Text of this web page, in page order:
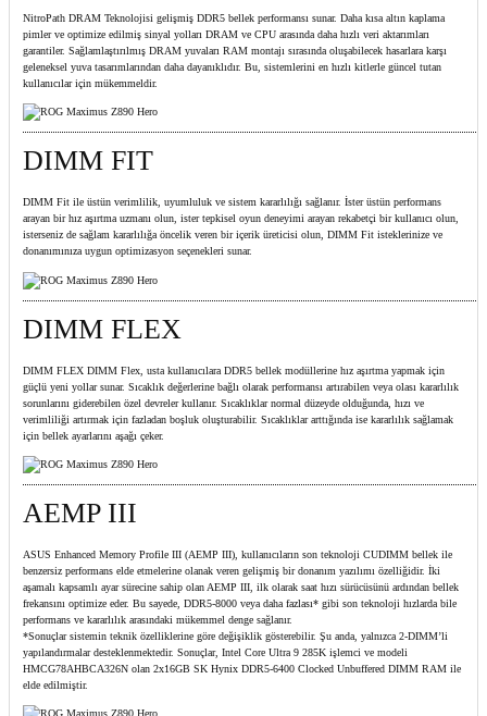
NitroPath DRAM Teknolojisi gelişmiş DDR5 bellek performansı sunar. Daha kısa altın kaplama
pimler ve optimize edilmiş sinyal yolları DRAM ve CPU arasında daha hızlı veri aktarımları
garantiler. Sağlamlaştırılmış DRAM yuvaları RAM montajı sırasında oluşabilecek hasarlara karşı
geleneksel yuva tasarımlarından daha dayanıklıdır. Bu, sistemlerini en hızlı kitlerle güncel tutan
kullanıcılar için mükemmeldir.
DIMM FIT
DIMM Fit ile üstün verimlilik, uyumluluk ve sistem kararlılığı sağlanır. İster üstün performans
arayan bir hız aşırtma uzmanı olun, ister tepkisel oyun deneyimi arayan rekabetçi bir kullanıcı olun,
isterseniz de sağlam kararlılığa öncelik veren bir içerik üreticisi olun, DIMM Fit isteklerinize ve
donanımınıza uygun optimizasyon seçenekleri sunar.
DIMM FLEX
DIMM FLEX DIMM Flex, usta kullanıcılara DDR5 bellek modüllerine hız aşırtma yapmak için
güçlü yeni yollar sunar. Sıcaklık değerlerine bağlı olarak performansı artırabilen veya olası kararlılık
sorunlarını giderebilen özel devreler kullanır. Sıcaklıklar normal düzeyde olduğunda, hızı ve
verimliliği artırmak için fazladan boşluk oluşturabilir. Sıcaklıklar arttığında ise kararlılık sağlamak
için bellek ayarlarını aşağı çeker.
AEMP III
ASUS Enhanced Memory Profile III (AEMP III), kullanıcıların son teknoloji CUDIMM bellek ile
benzersiz performans elde etmelerine olanak veren gelişmiş bir donanım yazılımı özelliğidir. İki
aşamalı kapsamlı ayar sürecine sahip olan AEMP III, ilk olarak saat hızı sürücüsünü ardından bellek
frekansını optimize eder. Bu sayede, DDR5-8000 veya daha fazlası* gibi son teknoloji hızlarda bile
performans ve kararlılık arasındaki mükemmel denge sağlanır.
*Sonuçlar sistemin teknik özelliklerine göre değişiklik gösterebilir. Şu anda, yalnızca 2-DIMM’li
yapılandırmalar desteklenmektedir. Sonuçlar, Intel Core Ultra 9 285K işlemci ve modeli
HMCG78AHBCA326N olan 2x16GB SK Hynix DDR5-6400 Clocked Unbuffered DIMM RAM ile
elde edilmiştir.